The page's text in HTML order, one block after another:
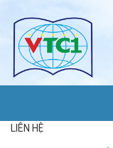
LIÊN HỆ